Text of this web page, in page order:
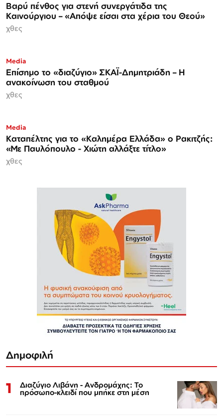
Βαρύ πένθος για στενή συνεργάτιδα της
Καινούργιου – «Απόψε είσαι στα χέρια του Θεού»
χθες
Media
Επίσημο το «διαζύγιο» ΣΚΑΪ-Δημητριάδη – Η
ανακοίνωση του σταθμού
χθες
Media
Καταπέλτης για το «Καλημέρα Ελλάδα» ο Ρακιτζής:
«Με Παυλόπουλο - Χιώτη αλλάξτε τίτλο»
χθες
Δημοφιλή
1 Διαζύγιο Λιβάνη - Ανδρομάχης: Το
πρόσωπο-κλειδί που μπήκε στη μέση